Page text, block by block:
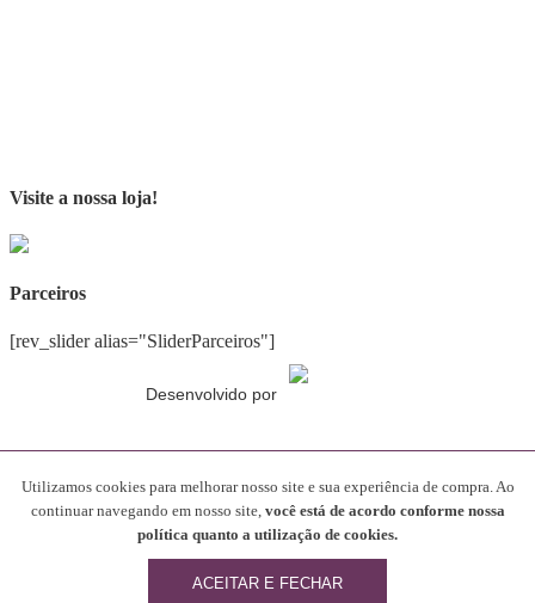
Visite a nossa loja!
Parceiros
[rev_slider alias="SliderParceiros"]
Desenvolvido por
Compartilhe nosso blog com seus amigos!
Utilizamos cookies para melhorar nosso site e sua experiência de compra. Ao
continuar navegando em nosso site, você está de acordo conforme nossa
política quanto a utilização de cookies.
ACEITAR E FECHAR